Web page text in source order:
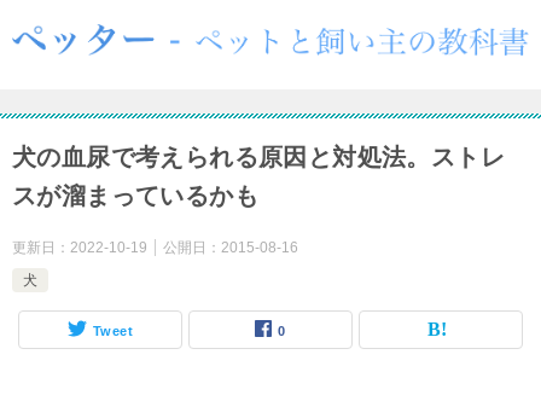
犬の血尿で考えられる原因と対処法。ストレ
スが溜まっているかも
更新日： 2022-10-19 公開日： 2015-08-16
犬
Tweet 0